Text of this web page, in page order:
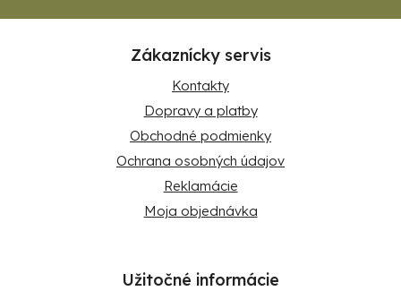
Zákaznícky servis
Kontakty
Dopravy a platby
Obchodné podmienky
Ochrana osobných údajov
Reklamácie
Moja objednávka
Užitočné informácie